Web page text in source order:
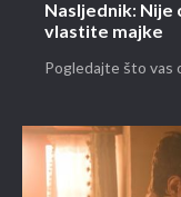
Nasljednik:
vlastite majke
Pogledajte što vas